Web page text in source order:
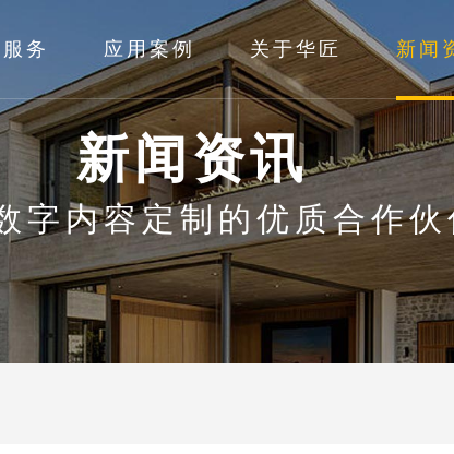
务 应用案例 关于华匠 新闻
新闻资讯
字内容定制的优质合作伙